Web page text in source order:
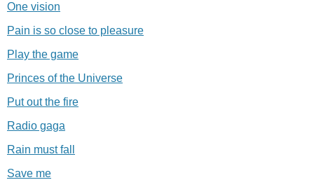
One vision
Pain is so close to pleasure
Play the game
Princes of the Universe
Put out the fire
Radio gaga
Rain must fall
Save me